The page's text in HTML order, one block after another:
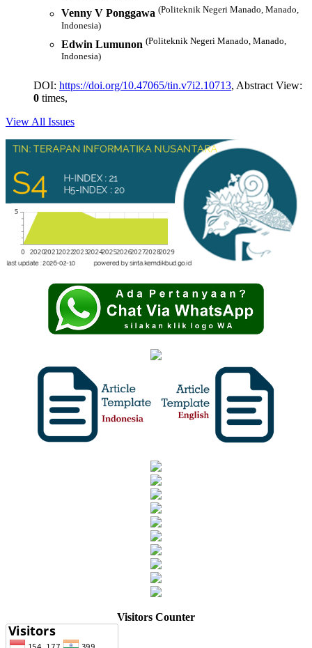
Venny V Ponggawa (Politeknik Negeri Manado, Manado,
Indonesia)
Edwin Lumunon (Politeknik Negeri Manado, Manado,
Indonesia)
DOI: https://doi.org/10.47065/tin.v7i2.10713, Abstract View:
0 times,
View All Issues
Visitors Counter